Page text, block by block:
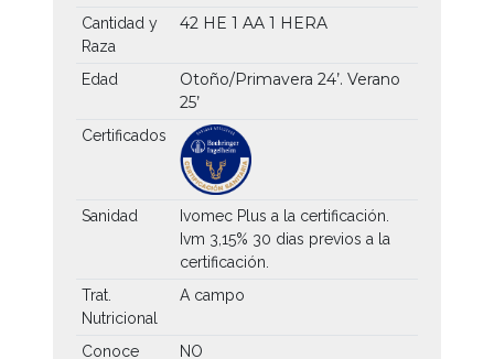
Cantidad y
Raza
42 HE 1 AA 1 HERA
Edad
Otoño/Primavera 24’. Verano
25’
Certificados
Sanidad
Ivomec Plus a la certificación.
Ivm 3,15% 30 dias previos a la
certificación.
Trat.
Nutricional
A campo
Conoce NO